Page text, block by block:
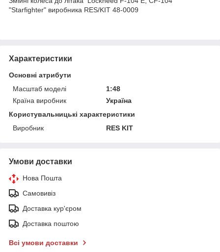
"Starfighter" виробника RES/KIT 48-0009
Характеристики
Основні атрибути
Масштаб моделі
1:48
Країна виробник
Україна
Користувальницькі характеристики
Виробник
RES KIT
Умови доставки
Нова Пошта
Самовивіз
Доставка кур'єром
Доставка поштою
Всі умови доставки